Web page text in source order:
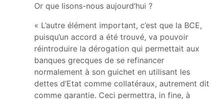
Or que lisons-nous aujourd’hui ?
« L’autre élément important, c’est que la BCE,
puisqu’un accord a été trouvé, va pouvoir
réintroduire la dérogation qui permettait aux
banques grecques de se refinancer
normalement à son guichet en utilisant les
dettes d’Etat comme collatéraux, autrement dit
comme garantie. Ceci permettra, in fine, à